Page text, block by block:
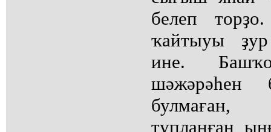
белеп
ҡайтыуы
ине.
шәжәрәһен
булмаған,
тупланған